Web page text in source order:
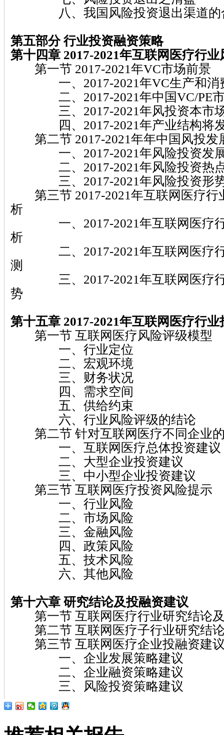
八、我国风险投资退出渠道的
第五部分 行业投资融资策略
第十四章 2017-2021年互联网医疗行
第一节 2017-2021年VC市场前景
一、2017-2021年VC生产和消
二、2017-2021年中国VC/PE市
三、2017-2021年风投资本市场
四、2017-2021年产业结构将发
第二节 2017-2021年年中国风投发
一、2017-2021年风险投资发
二、2017-2021年风险投资热
三、2017-2021年风险投资形
第三节 2017-2021年互联网医疗行
析
一、2017-2021年互联网医疗行
析
二、2017-2021年互联网医疗行
测
三、2017-2021年互联网医疗行
势
第十五章 2017-2021年互联网医疗行
第一节 互联网医疗风险评级模型
一、行业定位
二、宏观环境
三、财务状况
四、需求空间
五、供给约束
六、行业风险评级的结论
第二节 针对互联网医疗不同企业
一、互联网医疗总体投资建议
二、大型企业投资建议
三、中小型企业投资建议
第三节 互联网医疗投资风险提示
一、行业风险
二、市场风险
三、金融风险
四、政策风险
五、技术风险
六、其他风险
第十六章 研究结论及投融资建议
第一节 互联网医疗行业研究结论
第二节 互联网医疗子行业研究结
第三节 互联网医疗企业投融资建
一、企业发展策略建议
二、企业融资策略建议
三、风险投资策略建议